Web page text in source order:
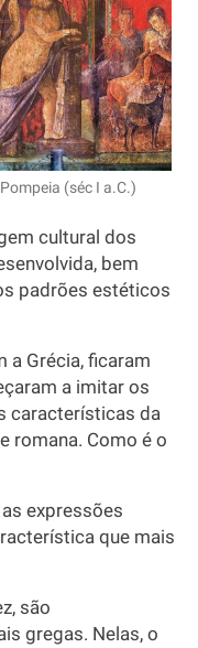
(séc I a.C.)
cultural dos
bem
padrões estéticos
a Grécia, ficaram
a imitar os
características da
romana. Como é o
expressões
que mais
são
gregas. Nelas, o